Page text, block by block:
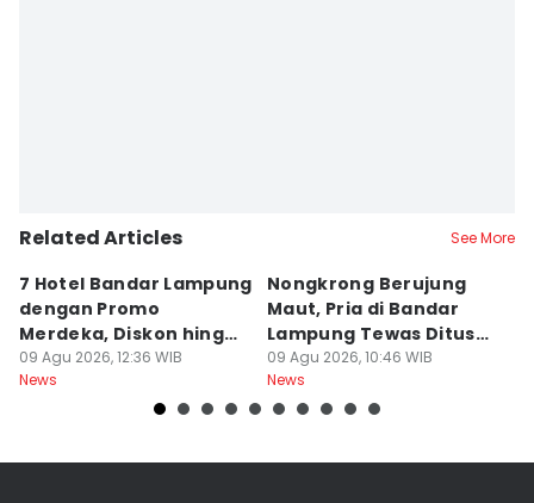
Related Articles See More
7 Hotel Bandar Lampung
dengan Promo
Merdeka, Diskon hingga
50 Persen
09 Agu 2026, 12:36 WIB
News
Nongkrong Berujung
Maut, Pria di Bandar
Lampung Tewas Ditusuk
Teman
09 Agu 2026, 10:46 WIB
News